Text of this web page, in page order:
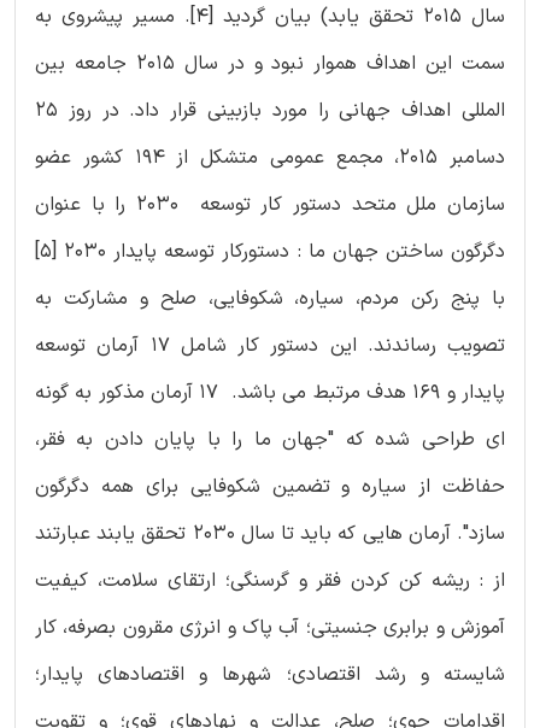
سال 2015 تحقق یابد) بیان گردید [4]. مسیر پیشروی به
سمت این اهداف هموار نبود و در سال 2015 جامعه بین
المللی اهداف جهانی را مورد بازبینی قرار داد. در روز 25
دسامبر 2015، مجمع عمومی متشکل از 194 کشور عضو
سازمان ملل متحد دستور کار توسعه 2030 را با عنوان
دگرگون ساختن جهان ما : دستورکار توسعه پایدار 2030 [5]
با پنج رکن مردم، سیاره، شکوفایی، صلح و مشارکت به
تصویب رساندند. این دستور کار شامل 17 آرمان توسعه
پایدار و 169 هدف مرتبط می باشد. 17 آرمان مذکور به گونه
ای طراحی شده که "جهان ما را با پایان دادن به فقر،
حفاظت از سیاره و تضمین شکوفایی برای همه دگرگون
سازد". آرمان هایی که باید تا سال 2030 تحقق یابند عبارتند
از : ریشه کن کردن فقر و گرسنگی؛ ارتقای سلامت، کیفیت
آموزش و برابری جنسیتی؛ آب پاک و انرژی مقرون بصرفه، کار
شایسته و رشد اقتصادی؛ شهرها و اقتصادهای پایدار؛
اقدامات جوی؛ صلح، عدالت و نهادهای قوی؛ و تقویت